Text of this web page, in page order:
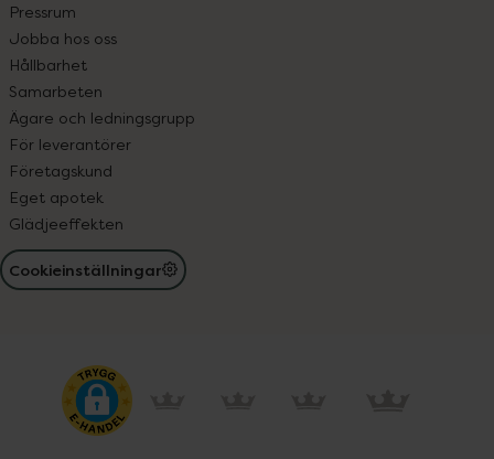
Pressrum
Jobba hos oss
Hållbarhet
Samarbeten
Ägare och ledningsgrupp
För leverantörer
Företagskund
Eget apotek
Glädjeeffekten
Cookieinställningar